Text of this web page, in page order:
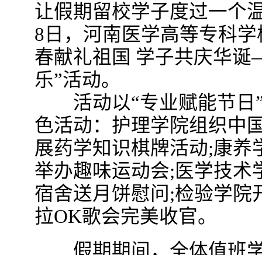
让假期留校学子度过一个
8日，河南医学高等专科
春献礼祖国 学子共庆华
乐”活动。
活动以“专业赋能节日”
色活动：护理学院组织中
展药学知识棋牌活动;康养
举办趣味运动会;医学技术
宿舍送月饼慰问;检验学院
拉OK歌会完美收官。